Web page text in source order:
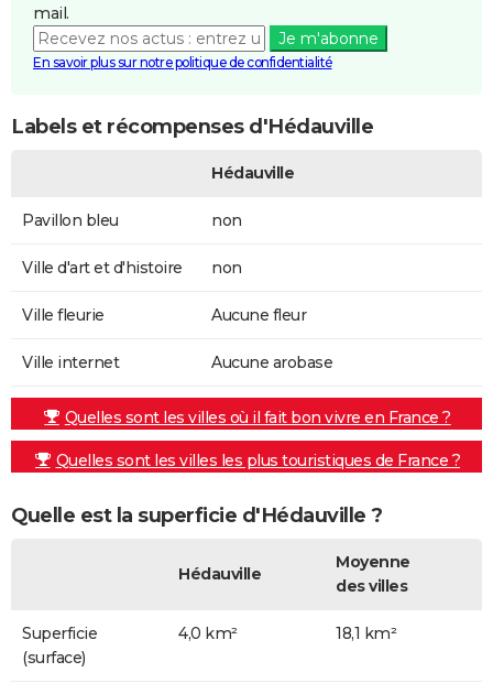
mail.
Je m'abonne
En savoir plus sur notre politique de confidentialité
Labels et récompenses d'Hédauville
Hédauville
Pavillon bleu non
Ville d'art et d'histoire non
Ville fleurie Aucune fleur
Ville internet Aucune arobase
Quelles sont les villes où il fait bon vivre en France ?
Quelles sont les villes les plus touristiques de France ?
Quelle est la superficie d'Hédauville ?
Hédauville
Moyenne
des villes
Superficie
(surface)
4,0 km² 18,1 km²